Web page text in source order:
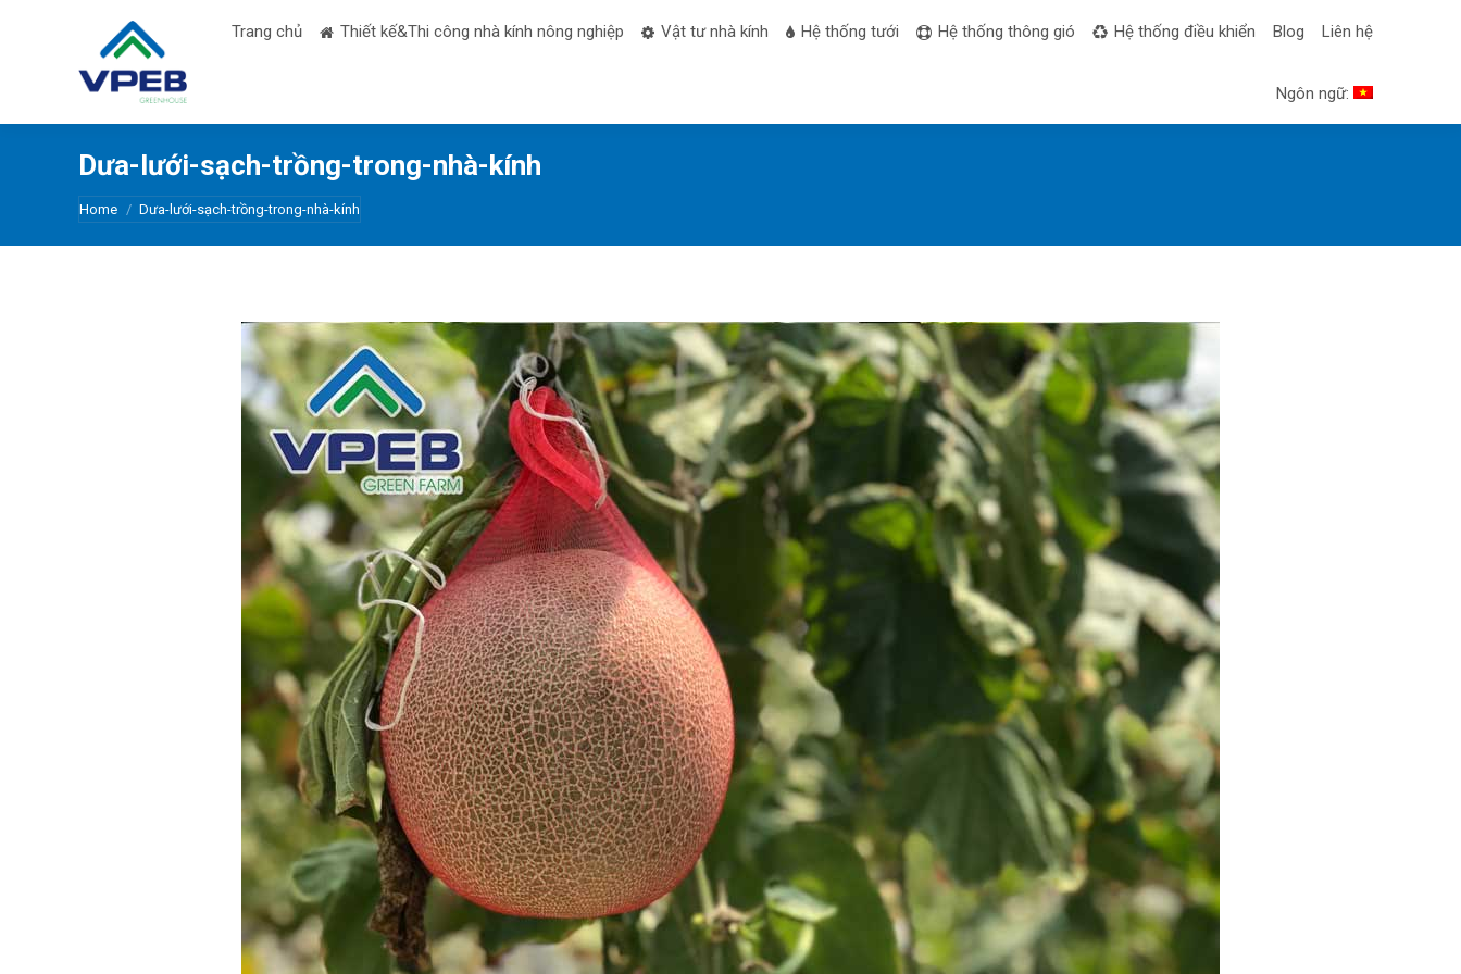
Trang chủ Thiết kế&Thi công nhà kính nông nghiệp Vật tư nhà kính Hệ thống tưới Hệ thống thông gió Hệ thống điều khiển Blog Liên hệ
Ngôn ngữ:
Dưa-lưới-sạch-trồng-trong-nhà-kính
You are here:
Home Dưa-lưới-sạch-trồng-trong-nhà-kính